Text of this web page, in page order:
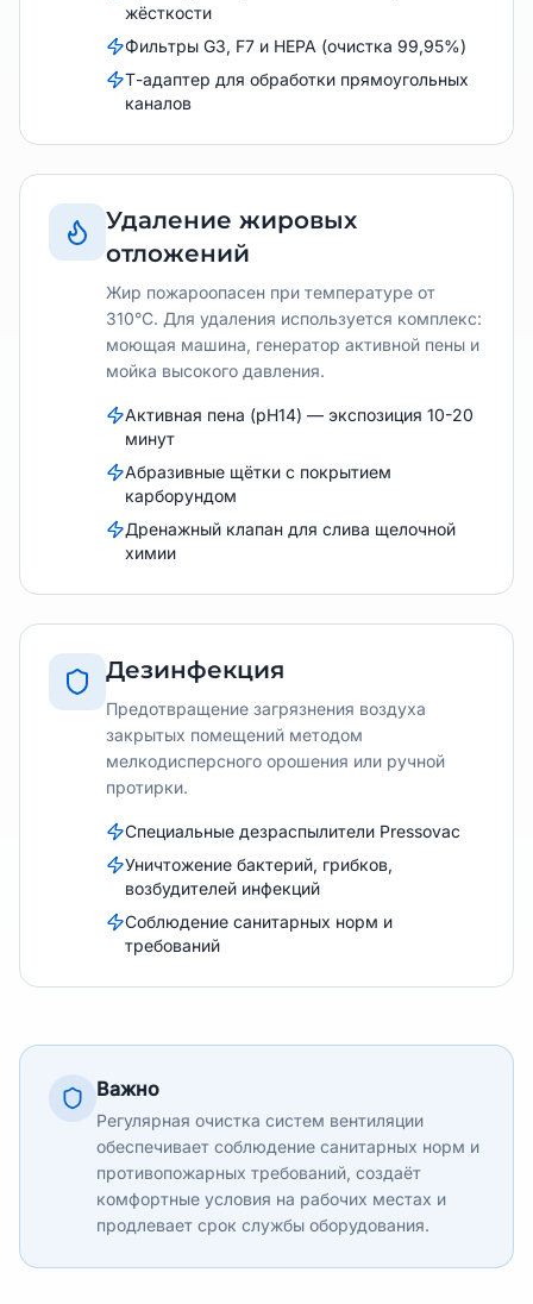
жёсткости
Фильтры G3, F7 и HEPA (очистка 99,95%)
Т-адаптер для обработки прямоугольных
каналов
Удаление жировых
отложений
Жир пожароопасен при температуре от
310°C. Для удаления используется комплекс:
моющая машина, генератор активной пены и
мойка высокого давления.
Активная пена (pH14) — экспозиция 10-20
минут
Абразивные щётки с покрытием
карборундом
Дренажный клапан для слива щелочной
химии
Дезинфекция
Предотвращение загрязнения воздуха
закрытых помещений методом
мелкодисперсного орошения или ручной
протирки.
Специальные дезраспылители Pressovac
Уничтожение бактерий, грибков,
возбудителей инфекций
Соблюдение санитарных норм и
требований
Важно
Регулярная очистка систем вентиляции
обеспечивает соблюдение санитарных норм и
противопожарных требований, создаёт
комфортные условия на рабочих местах и
продлевает срок службы оборудования.